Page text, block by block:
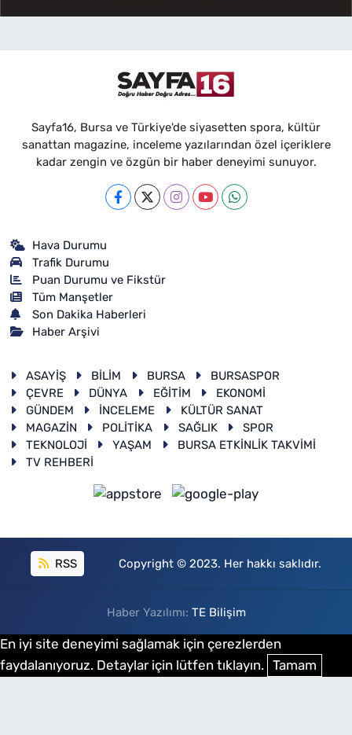
Sayfa16, Bursa ve Türkiye'de siyasetten spora, kültür
sanattan magazine, inceleme yazılarından özel içeriklere
kadar zengin ve özgün bir haber deneyimi sunuyor.
Hava Durumu
Trafik Durumu
Puan Durumu ve Fikstür
Tüm Manşetler
Son Dakika Haberleri
Haber Arşivi
ASAYİŞ BİLİM BURSA
BURSASPOR
ÇEVRE
DÜNYA EĞİTİM
EKONOMİ
GÜNDEM
İNCELEME
KÜLTÜR SANAT
MAGAZİN
POLİTİKA SAĞLIK
SPOR
TEKNOLOJİ
YAŞAM
BURSA ETKİNLİK TAKVİMİ
TV REHBERİ
RSS Copyright © 2023. Her hakkı saklıdır.
Haber Yazılımı: TE Bilişim
En iyi site deneyimi sağlamak için çerezlerden
faydalanıyoruz. Detaylar için lütfen tıklayın. Tamam